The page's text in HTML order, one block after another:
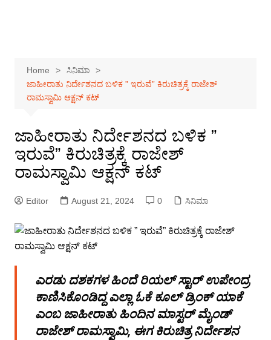
Home
ಸಿನಿಮಾ
ಜಾಹೀರಾತು ನಿರ್ದೇಶನದ ಬಳಿಕ ” ಇರುವೆ” ಕಿರುಚಿತ್ರಕ್ಕೆ ರಾಜೇಶ್
ರಾಮಸ್ವಾಮಿ ಆಕ್ಷನ್ ಕಟ್
ಜಾಹೀರಾತು ನಿರ್ದೇಶನದ ಬಳಿಕ ”
ಇರುವೆ” ಕಿರುಚಿತ್ರಕ್ಕೆ ರಾಜೇಶ್
ರಾಮಸ್ವಾಮಿ ಆಕ್ಷನ್ ಕಟ್
Editor August 21, 2024 0 ಸಿನಿಮಾ
ಎರಡು ದಶಕಗಳ ಹಿಂದೆ ರಿಯಲ್ ಸ್ಟಾರ್ ಉಪೇಂದ್ರ
ಕಾಣಿಸಿಕೊಂಡಿದ್ದ ಎಲ್ಲಾ ಓಕೆ ಕೂಲ್ ಡ್ರಿಂಕ್ ಯಾಕೆ
ಎಂಬ ಜಾಹೀರಾತು ಹಿಂದಿನ ಮಾಸ್ಟರ್ ಮೈಂಡ್
ರಾಜೇಶ್ ರಾಮಸ್ವಾಮಿ, ಈಗ ಕಿರುಚಿತ್ರ ನಿರ್ದೇಶನ